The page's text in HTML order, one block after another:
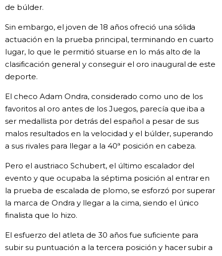
de búlder.
Sin embargo, el joven de 18 años ofreció una sólida
actuación en la prueba principal, terminando en cuarto
lugar, lo que le permitió situarse en lo más alto de la
clasificación general y conseguir el oro inaugural de este
deporte.
El checo Adam Ondra, considerado como uno de los
favoritos al oro antes de los Juegos, parecía que iba a
ser medallista por detrás del español a pesar de sus
malos resultados en la velocidad y el búlder, superando
a sus rivales para llegar a la 40ª posición en cabeza.
Pero el austriaco Schubert, el último escalador del
evento y que ocupaba la séptima posición al entrar en
la prueba de escalada de plomo, se esforzó por superar
la marca de Ondra y llegar a la cima, siendo el único
finalista que lo hizo.
El esfuerzo del atleta de 30 años fue suficiente para
subir su puntuación a la tercera posición y hacer subir a